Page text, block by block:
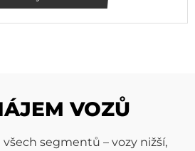
VOZŮ
segmentů – vozy nižší,